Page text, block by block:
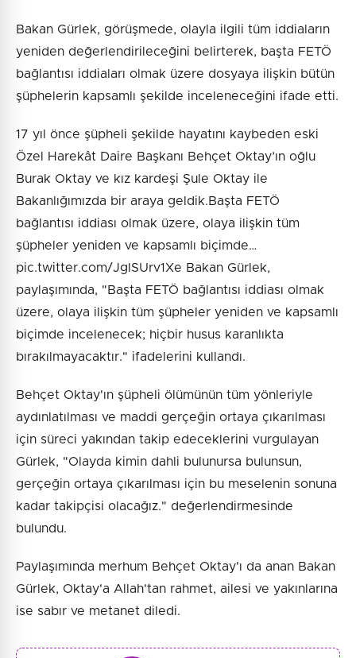
Bakan Gürlek, görüşmede, olayla ilgili tüm iddiaların
yeniden değerlendirileceğini belirterek, başta FETÖ
bağlantısı iddiaları olmak üzere dosyaya ilişkin bütün
şüphelerin kapsamlı şekilde inceleneceğini ifade etti.
17 yıl önce şüpheli şekilde hayatını kaybeden eski
Özel Harekât Daire Başkanı Behçet Oktay’ın oğlu
Burak Oktay ve kız kardeşi Şule Oktay ile
Bakanlığımızda bir araya geldik.Başta FETÖ
bağlantısı iddiası olmak üzere, olaya ilişkin tüm
şüpheler yeniden ve kapsamlı biçimde…
pic.twitter.com/JglSUrv1Xe Bakan Gürlek,
paylaşımında, "Başta FETÖ bağlantısı iddiası olmak
üzere, olaya ilişkin tüm şüpheler yeniden ve kapsamlı
biçimde incelenecek; hiçbir husus karanlıkta
bırakılmayacaktır." ifadelerini kullandı.
Behçet Oktay'ın şüpheli ölümünün tüm yönleriyle
aydınlatılması ve maddi gerçeğin ortaya çıkarılması
için süreci yakından takip edeceklerini vurgulayan
Gürlek, "Olayda kimin dahli bulunursa bulunsun,
gerçeğin ortaya çıkarılması için bu meselenin sonuna
kadar takipçisi olacağız." değerlendirmesinde
bulundu.
Paylaşımında merhum Behçet Oktay'ı da anan Bakan
Gürlek, Oktay'a Allah'tan rahmet, ailesi ve yakınlarına
ise sabır ve metanet diledi.